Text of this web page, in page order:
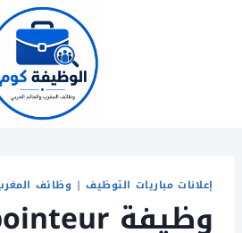
إعلانات مباريات التوظيف| وظائف